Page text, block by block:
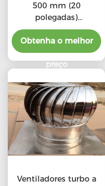
500 mm (20
polegadas)
Ventiladores turbo a
vento
Obtenha o melhor
preço
Ventiladores turbo a